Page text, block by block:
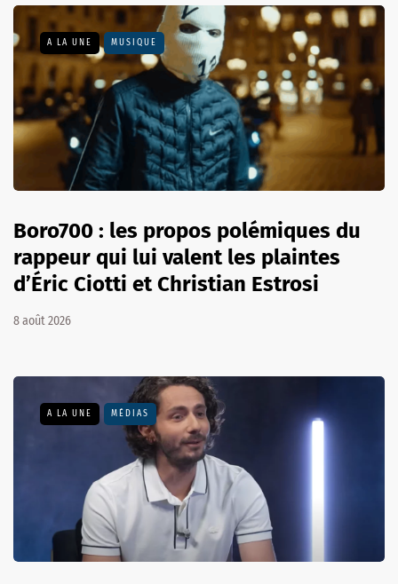
A LA UNE MUSIQUE
Boro700 : les propos polémiques du
rappeur qui lui valent les plaintes
d’Éric Ciotti et Christian Estrosi
8 août 2026
A LA UNE MÉDIAS